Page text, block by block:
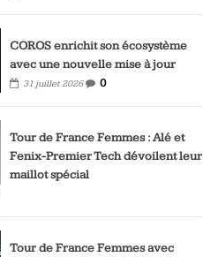
COROS enrichit son écosystème
avec une nouvelle mise à jour
31 juillet 2026 0
Tour de France Femmes : Alé et
Fenix-Premier Tech dévoilent leur
maillot spécial
Tour de France Femmes avec